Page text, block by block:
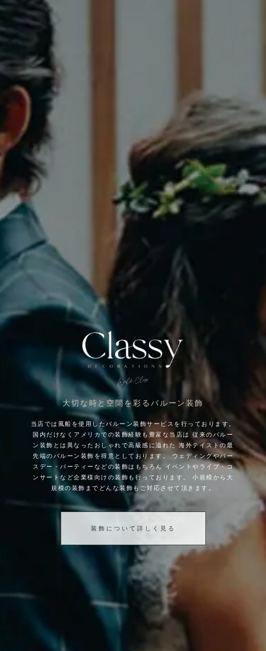
大切な時と空間を彩るバルーン装飾
当店では風船を使用したバルーン装飾サービスを行っております。
国内だけなくアメリカでの装飾経験も豊富な当店は
従来のバルー
ン装飾とは異なったおしゃれで高級感に溢れた
海外テイストの最
先端のバルーン装飾を得意としております。
ウェディングやバー
スデー・パーティーなどの装飾はもちろん
イベントやライブ・コ
ンサートなど企業様向けの装飾も行っております。
小規模から大
規模の装飾までどんな装飾もご対応させて頂きます。
装飾について詳しく見る